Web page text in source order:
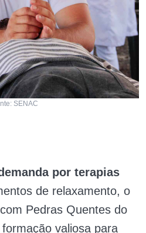
SENAC
por terapias
de relaxamento, o
Pedras Quentes do
valiosa para